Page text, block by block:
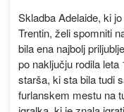
Skladba Adelaide, ki
Trentin, želi spomniti
bila ena najbolj
po naključju rodila leta
starša, ki sta bila tudi
furlanskem mestu na